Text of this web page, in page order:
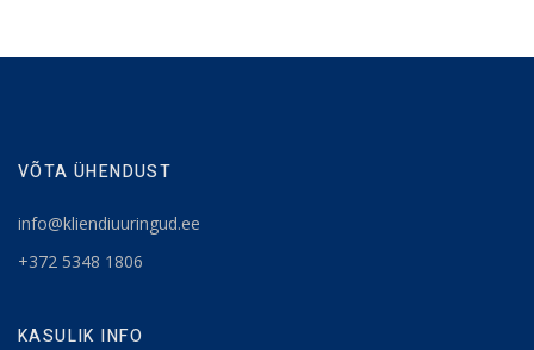
VÕTA ÜHENDUST
info@kliendiuuringud.ee
+372 5348 1806
KASULIK INFO